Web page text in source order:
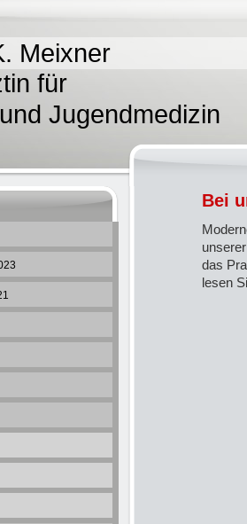
Meixner
für
Jugendmedizin
Bei
das
lesen